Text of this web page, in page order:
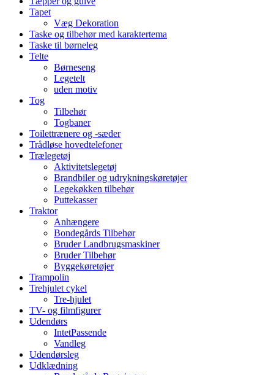
Tapet
Væg Dekoration
Taske og tilbehør med karaktertema
Taske til børneleg
Telte
Børneseng
Legetelt
uden motiv
Tog
Tilbehør
Togbaner
Toilettrænere og -sæder
Trådløse hovedtelefoner
Trælegetøj
Aktivitetslegetøj
Brandbiler og udrykningskøretøjer
Legekøkken tilbehør
Puttekasser
Traktor
Anhængere
Bondegårds Tilbehør
Bruder Landbrugsmaskiner
Bruder Tilbehør
Byggekøretøjer
Trampolin
Trehjulet cykel
Tre-hjulet
TV- og filmfigurer
Udendørs
IntetPassende
Vandleg
Udendørsleg
Udklædning